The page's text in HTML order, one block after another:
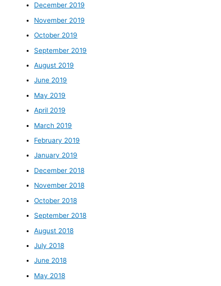
December 2019
November 2019
October 2019
September 2019
August 2019
June 2019
May 2019
April 2019
March 2019
February 2019
January 2019
December 2018
November 2018
October 2018
September 2018
August 2018
July 2018
June 2018
May 2018